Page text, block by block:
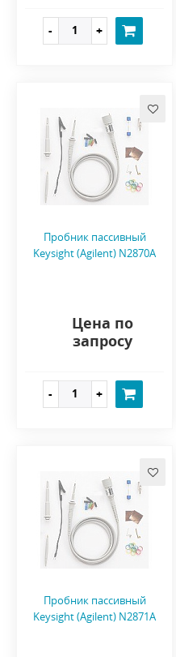
Пробник пассивный
Keysight (Agilent) N2870A
Цена по
запросу
Пробник пассивный
Keysight (Agilent) N2871A